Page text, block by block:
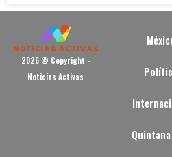
2026 © Copyright -
Noticias Activas